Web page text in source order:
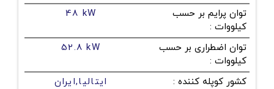
توان پرایم بر حسب
کیلووات :
48 kW
توان اضطراری بر حسب
کیلووات :
52.8 kW
کشور کوپله کننده :
ایتالیا,ایران